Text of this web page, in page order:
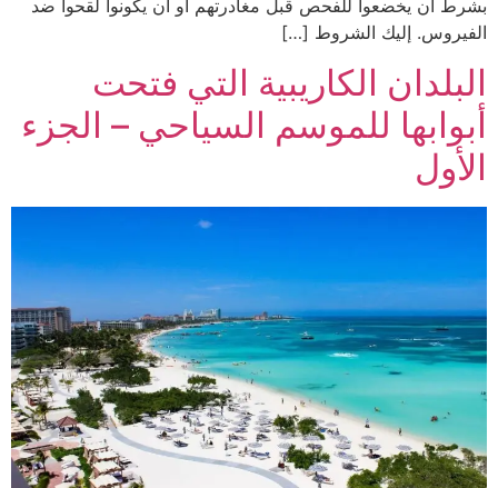
بشرط أن يخضعوا للفحص قبل مغادرتهم أو ان يكونوا لقحوا ضد
الفيروس. إليك الشروط […]
البلدان الكاريبية التي فتحت
أبوابها للموسم السياحي – الجزء
الأول